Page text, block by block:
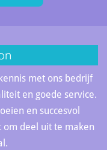
met ons bedrijf
en goede service.
en succesvol
deel uit te maken